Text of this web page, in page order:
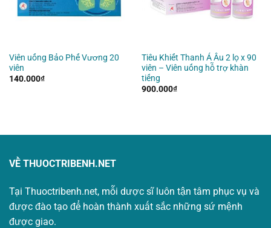
Viên uống Bảo Phế Vương 20
viên
140.000₫
Tiêu Khiết Thanh Á Âu 2 lọ x 90
viên – Viên uống hỗ trợ khàn
tiếng
900.000₫
VỀ THUOCTRIBENH.NET
Tại Thuoctribenh.net, mỗi dược sĩ luôn tận tâm phục vụ và
được đào tạo để hoàn thành xuất sắc những sứ mệnh
được giao.